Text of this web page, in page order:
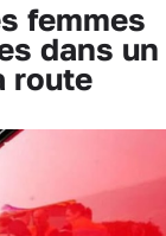
femmes
dans un
route